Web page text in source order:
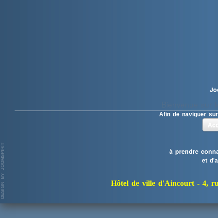
Afin de naviguer
à prendre
et
Hôtel de ville d'Aincourt - 4,